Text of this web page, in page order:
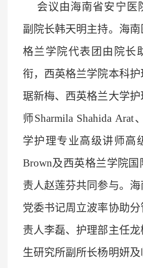
会议由海南省安宁医
副院长韩天明主持。海
格兰学院代表团由院长
衔，西英格兰学院本科
琚新梅、西英格兰大学
师Sharmila Shahida Arat
学护理专业高级讲师高
Brown及西英格兰学院国
责人赵莲芬共同参与。
党委书记周立波率协助分
责人李磊、护理部主任
生研究所副所长杨明妍